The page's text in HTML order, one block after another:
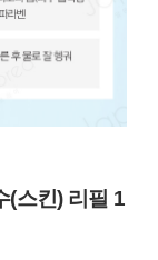
(스킨) 리필 1